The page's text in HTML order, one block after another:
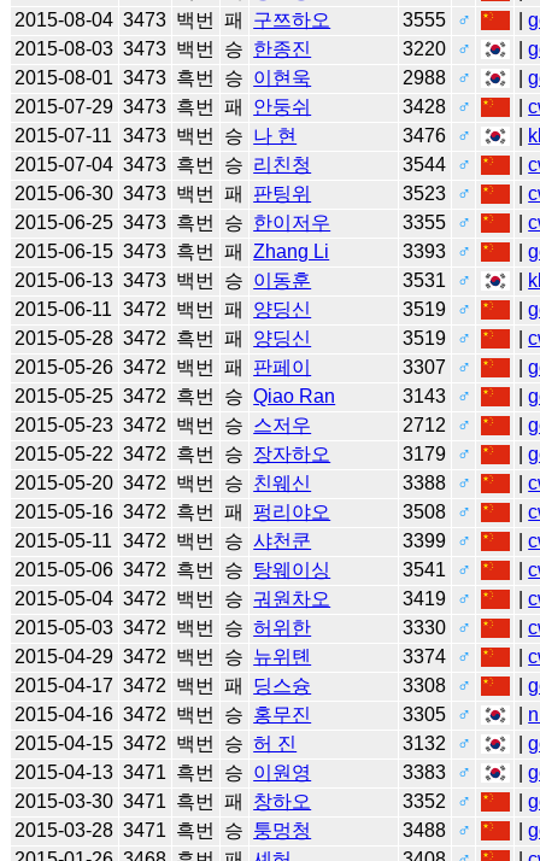
2015-08-04 3473 백번 패 구쯔하오 3555 ♂ |
2015-08-03 3473 백번 승 한종진 3220 ♂ |
2015-08-01 3473 흑번 승 이현욱 2988 ♂ |
2015-07-29 3473 흑번 패 안둥쉬 3428 ♂ |
2015-07-11 3473 백번 승 나 현 3476 ♂
2015-07-04 3473 흑번 승 리친청 3544 ♂ |
2015-06-30 3473 백번 패 판팅위 3523 ♂ |
2015-06-25 3473 흑번 승 한이저우 3355 ♂ |
2015-06-15 3473 흑번 패 Zhang Li 3393 ♂ |
2015-06-13 3473 백번 승 이동훈 3531 ♂
2015-06-11 3472 백번 패 양딩신 3519 ♂ |
2015-05-28 3472 흑번 패 양딩신 3519 ♂ |
2015-05-26 3472 백번 패 판페이 3307 ♂ |
2015-05-25 3472 흑번 승 Qiao Ran 3143 ♂ |
2015-05-23 3472 백번 승 스저우 2712 ♂ |
2015-05-22 3472 흑번 승 장자하오 3179 ♂ |
2015-05-20 3472 백번 승 친웨신 3388 ♂ |
2015-05-16 3472 흑번 패 펑리야오 3508 ♂ |
2015-05-11 3472 백번 승 샤천쿤 3399 ♂ |
2015-05-06 3472 흑번 승 탕웨이싱 3541 ♂ |
2015-05-04 3472 백번 승 궈원차오 3419 ♂ |
2015-05-03 3472 백번 승 허위한 3330 ♂ |
2015-04-29 3472 백번 승 뉴위톈 3374 ♂ |
2015-04-17 3472 백번 패 딩스슝 3308 ♂ |
2015-04-16 3472 백번 승 홍무진 3305 ♂
2015-04-15 3472 백번 승 허 진 3132 ♂ |
2015-04-13 3471 흑번 승 이원영 3383 ♂ |
2015-03-30 3471 흑번 패 창하오 3352 ♂ |
2015-03-28 3471 흑번 승 퉁멍청 3488 ♂ |